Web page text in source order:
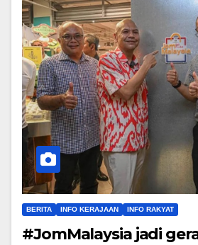
BERITA INFO KERAJAAN INFO RAKYAT
#JomMalaysia jadi